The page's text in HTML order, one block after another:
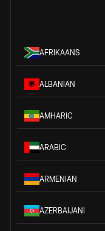
AFRIKAANS
ALBANIAN
AMHARIC
ARABIC
ARMENIAN
AZERBAIJANI